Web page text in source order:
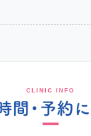
CLINIC INFO